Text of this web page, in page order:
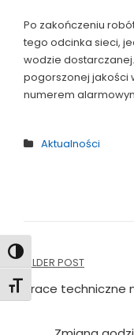
Toggle High Contrast
Toggle Font size
Po zakończeniu
tego odcinka sieci,
wodzie
pogorszonej jakości
numerem
Aktualności
Nawigacja
wpisu
OLDER POST
Prace